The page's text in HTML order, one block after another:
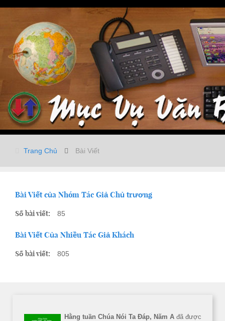
Trang Chủ Bài Viết
Bài Viết của Nhóm Tác Giả Chủ trương
Số bài viết: 85
Bài Viết Của Nhiều Tác Giả Khách
Số bài viết: 805
Hằng tuần Chúa Nói Ta Đáp, Năm A đã được